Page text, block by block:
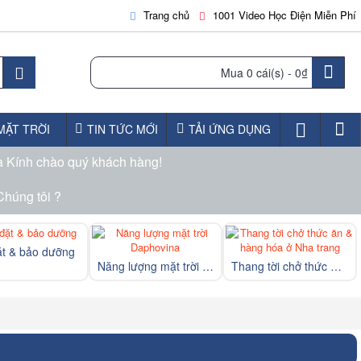
Trang chủ 1001 Video Học Điện Miễn Phí
Mua 0 cái(s) - 0₫
TRỜI TIN TỨC MỚI TẢI ỨNG DỤNG
chào quý khách hàng!
tôi ?
& bảo dưỡng
Năng lượng mặt trời Daphovina
Thang tời chở thức ăn & hàng hóa ở Nha trang